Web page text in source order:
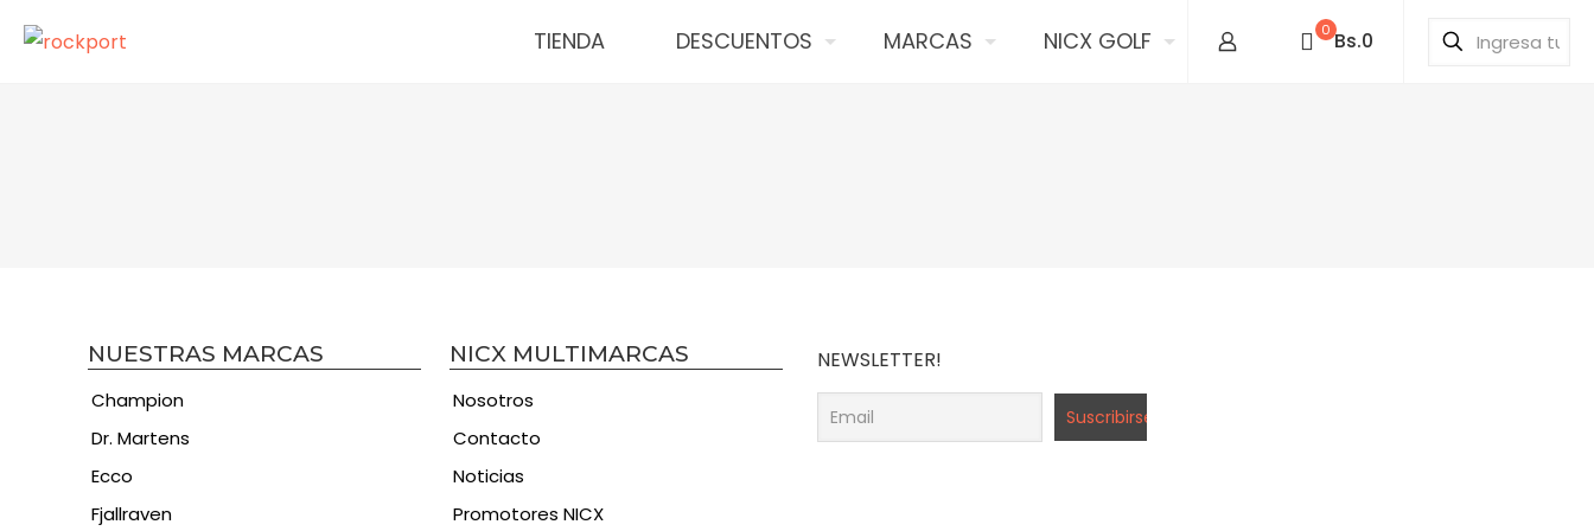
TIENDA DESCUENTOS MARCAS NICX GOLF 0 Bs.0
NUESTRAS MARCAS
Champion
Dr. Martens
Ecco
Fjallraven
NICX MULTIMARCAS
Nosotros
Contacto
Noticias
Promotores NICX
NEWSLETTER!